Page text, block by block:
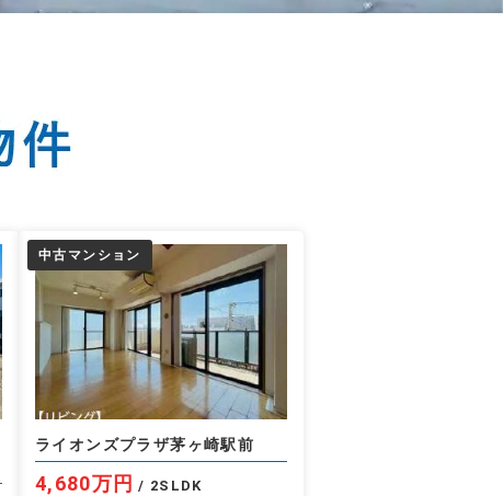
中古マンション
ライオンズプラザ茅ヶ崎駅前
4,680万円 / 2SLDK